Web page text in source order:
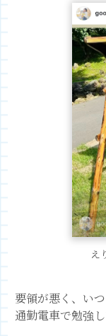
え
要領が悪く、いつ
通勤電車で勉強